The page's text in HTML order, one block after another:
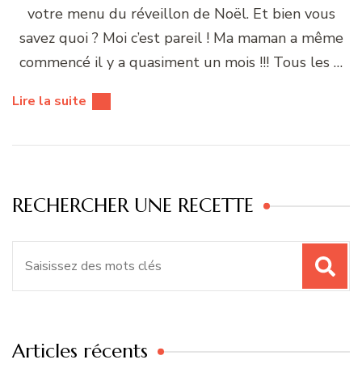
votre menu du réveillon de Noël. Et bien vous
savez quoi ? Moi c’est pareil ! Ma maman a même
commencé il y a quasiment un mois !!! Tous les …
Lire la suite
RECHERCHER UNE RECETTE
Articles récents